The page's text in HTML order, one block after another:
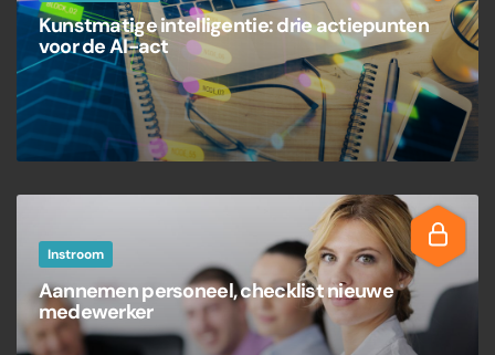
Kunstmatige intelligentie: drie actiepunten
voor de AI-act
Instroom
Aannemen personeel, checklist nieuwe
medewerker